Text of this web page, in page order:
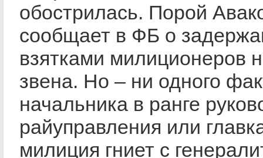
обострилась. Порой
сообщает в ФБ о
взятками милиционеров
звена. Но – ни одного
начальника в ранге
райуправления или
милиция гниет с